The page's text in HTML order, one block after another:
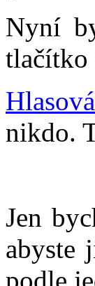
Nyní
tlačítko
nikdo.
Jen
abyste
podle